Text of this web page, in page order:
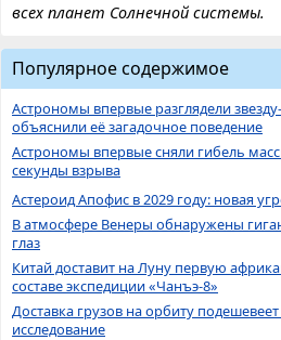
всех планет Солнечной системы.
Популярное содержимое
Астрономы впервые разглядели
объяснили её загадочное поведение
Астрономы впервые сняли гибель
секунды взрыва
Астероид Апофис в 2029 году: новая
В атмосфере Венеры обнаружены
глаз
Китай доставит на Луну первую
составе экспедиции «Чанъэ-8»
Доставка грузов на орбиту подешевеет
исследование